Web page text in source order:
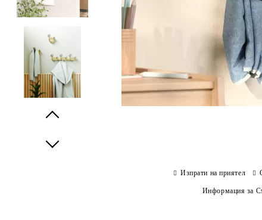
Изпрати на приятел
Информация за